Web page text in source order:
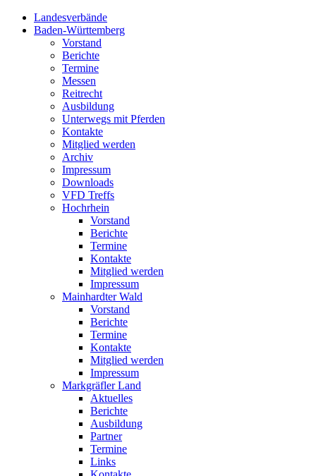
Landesverbände
Baden-Württemberg
Vorstand
Berichte
Termine
Messen
Reitrecht
Ausbildung
Unterwegs mit Pferden
Kontakte
Mitglied werden
Archiv
Impressum
Downloads
VFD Treffs
Hochrhein
Vorstand
Berichte
Termine
Kontakte
Mitglied werden
Impressum
Mainhardter Wald
Vorstand
Berichte
Termine
Kontakte
Mitglied werden
Impressum
Markgräfler Land
Aktuelles
Berichte
Ausbildung
Partner
Termine
Links